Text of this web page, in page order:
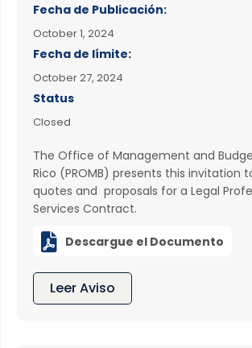
Fecha de Publicación:
October 1, 2024
Fecha de límite:
October 27, 2024
Status
Closed
The Office of Management and
Rico (PROMB) presents this invitation
quotes and proposals for a Legal
Services Contract.
 Descargue el Documento
Leer Aviso